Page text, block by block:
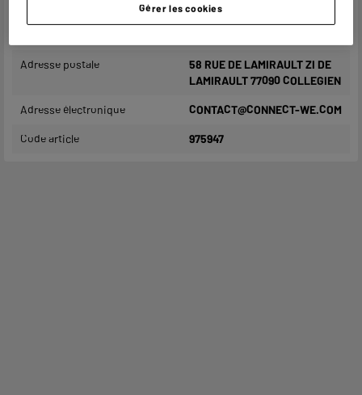
Adresse postale
58 RUE DE LAMIRAULT ZI DE
LAMIRAULT 77090 COLLEGIEN
Adresse électronique CONTACT@CONNECT-WE.COM
Code article 975947
Gérer les cookies